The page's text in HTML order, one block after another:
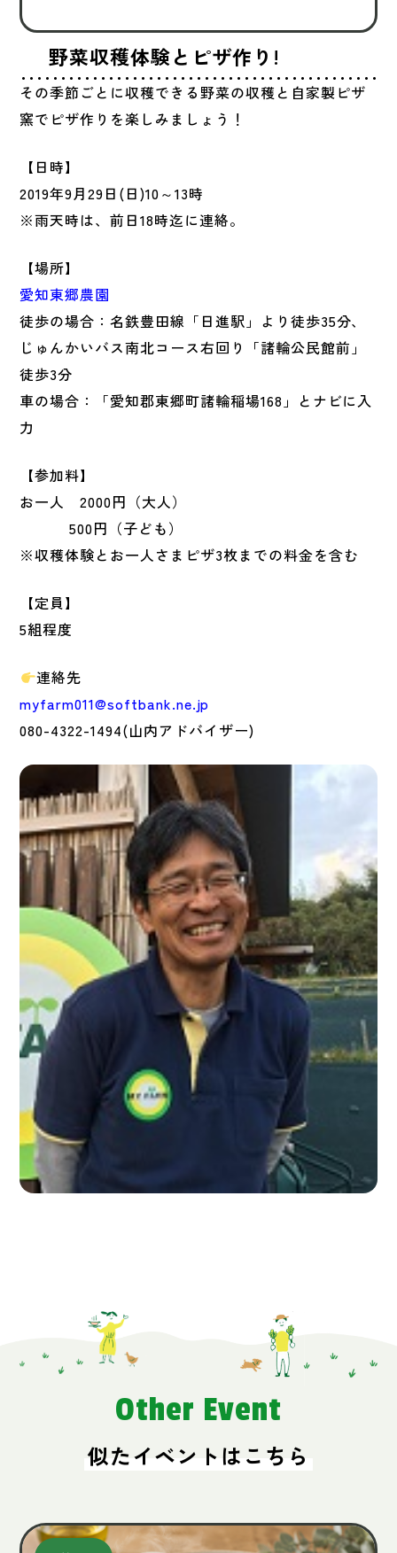
野菜収穫体験とピザ作り!
その季節ごとに収穫できる野菜の収穫と自家製ピザ
窯でピザ作りを楽しみましょう！
【日時】
2019年9月29日(日)10～13時
※雨天時は、前日18時迄に連絡。
【場所】
愛知東郷農園
徒歩の場合：名鉄豊田線「日進駅」より徒歩35分、
じゅんかいバス南北コース右回り「諸輪公民館前」
徒歩3分
車の場合：「愛知郡東郷町諸輪稲場168」とナビに入
力
【参加料】
お一人 2000円（大人）
500円（子ども）
※収穫体験とお一人さまピザ3枚までの料金を含む
【定員】
5組程度
連絡先
myfarm011@softbank.ne.jp
080-4322-1494(山内アドバイザー)
Other Event
似たイベントはこちら